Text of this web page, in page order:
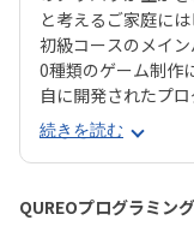
と考えるご家庭に
初級コースのメイ
0種類のゲーム制作
自に開発されたプ
オ）」です。スマ
るのに、本格的な内
「やらされている
ていくようなペー
のデザイン性も高く
続きを読む
QUREOプログラミン